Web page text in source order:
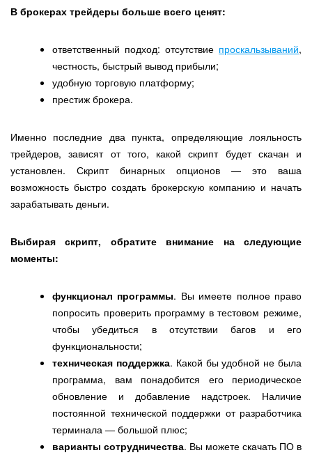
В брокерах трейдеры больше всего ценят:
ответственный подход: отсутствие проскальзываний,
честность, быстрый вывод прибыли;
удобную торговую платформу;
престиж брокера.
Именно последние два пункта, определяющие лояльность
трейдеров, зависят от того, какой скрипт будет скачан и
установлен. Скрипт бинарных опционов — это ваша
возможность быстро создать брокерскую компанию и начать
зарабатывать деньги.
Выбирая скрипт, обратите внимание на следующие
моменты:
функционал программы. Вы имеете полное право
попросить проверить программу в тестовом режиме,
чтобы убедиться в отсутствии багов и его
функциональности;
техническая поддержка. Какой бы удобной не была
программа, вам понадобится его периодическое
обновление и добавление надстроек. Наличие
постоянной технической поддержки от разработчика
терминала — большой плюс;
варианты сотрудничества. Вы можете скачать ПО в